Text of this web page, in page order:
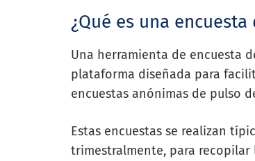
¿Qué es una
Una herramienta de encuesta
plataforma diseñada para
encuestas anónimas de pulso
Estas encuestas se realizan
trimestralmente, para